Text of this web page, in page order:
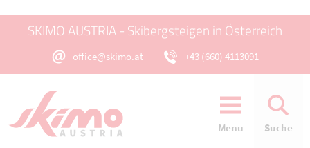
SKIMO AUSTRIA - Skibergsteigen in Österreich
office@skimo.at +43 (660) 4113091
Menu Suche